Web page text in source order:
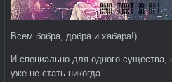
Всем бобра, добра и хабара!)
И специально для одного
уже не стать никогда.